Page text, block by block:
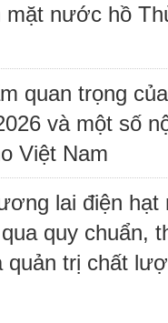
nước hồ
quan trọng
và một số
Việt Nam
lai điện hạt
quy chuẩn,
quản trị chất